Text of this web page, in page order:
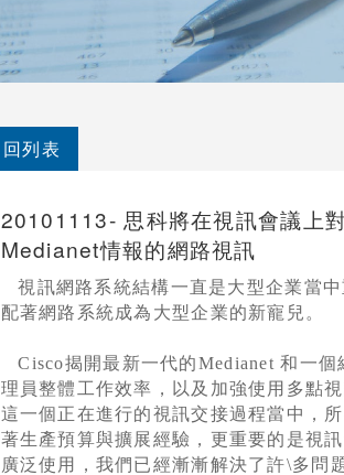
回列表
20101113- 思科將在視訊會議上
Medianet情報的網路視訊
視訊網路系統結構一直是大型企業當中
配著網路系統成為大型企業的新寵兒。
Cisco揭開最新一代的Medianet和一個
理員整體工作效率，以及加強使用多點
這一個正在進行的視訊交接過程當中，
著生產預算與擴展經驗，更重要的是視
廣泛使用，我們已經漸漸解決了許\多問